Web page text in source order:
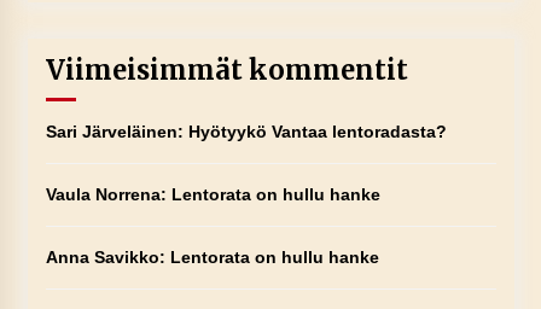
Viimeisimmät kommentit
Sari Järveläinen: Hyötyykö Vantaa lentoradasta?
Vaula Norrena: Lentorata on hullu hanke
Anna Savikko: Lentorata on hullu hanke